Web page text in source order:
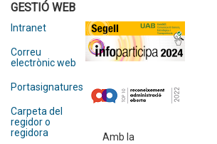
GESTIÓ WEB
Intranet
Correu
electrònic web
Portasignatures
Carpeta del
regidor o
regidora
Amb la